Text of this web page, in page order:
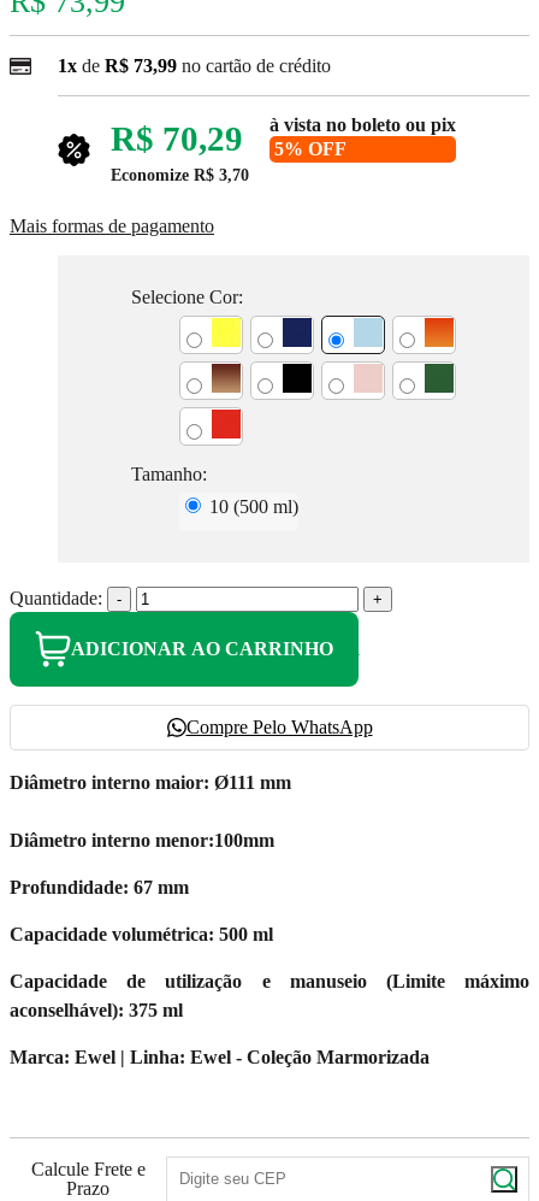
1x de R$ 73,99 no cartão de crédito
R$ 70,29
à vista no boleto ou pix
5% OFF
Economize R$ 3,70
Mais formas de pagamento
Selecione Cor:
Tamanho:
10 (500 ml)
Quantidade: - +
ADICIONAR AO CARRINHO
Compre Pelo WhatsApp
Diâmetro interno maior: Ø111 mm
Diâmetro interno menor:100mm
Profundidade: 67 mm
Capacidade volumétrica: 500 ml
Capacidade de utilização e manuseio (Limite máximo
aconselhável): 375 ml
Marca: Ewel | Linha: Ewel - Coleção Marmorizada
Calcule Frete e
Prazo